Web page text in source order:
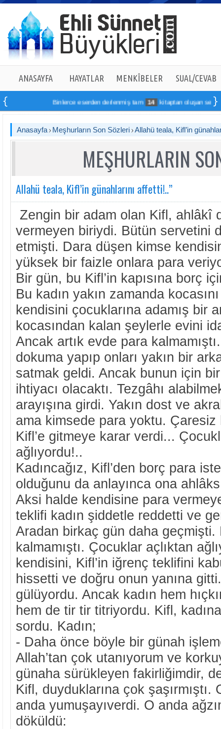
ANASAYFA HAYATLAR MENKÎBELER SUAL/CEVAB
Binlerce eserden derlenmiş tam 14 kitaptan oluşan seti online
Anasayfa Meşhurların Son Sözleri Allahü teala, Kifl’in
MEŞHURLARIN
Allahü teala, Kifl’in günahlarını affetti!..”
Zengin bir adam olan Kifl, ahlâkî
vermeyen biriydi. Bütün servetini
etmişti. Dara düşen kimse
yüksek bir faizle onlara para
Bir gün, bu Kifl’in kapısına borç
Bu kadın yakın zamanda
kendisini çocuklarına adamış bir
kocasından kalan şeylerle evini
Ancak artık evde para
dokuma yapıp onları yakın bir
satmak geldi. Ancak bunun için
ihtiyacı olacaktı. Tezgâhı
arayışına girdi. Yakın dost ve
ama kimsede para yoktu. Çaresiz
Kifl’e gitmeye karar verdi...
ağlıyordu!..
Kadıncağız, Kifl’den borç para
olduğunu da anlayınca ona
Aksi halde kendisine para
teklifi kadın şiddetle reddetti ve
Aradan birkaç gün daha geçmişti.
kalmamıştı. Çocuklar açlıktan
kendisini, Kifl’in iğrenç teklifini
hissetti ve doğru onun yanına
gülüyordu. Ancak kadın hem
hem de tir tir titriyordu. Kifl,
sordu. Kadın;
- Daha önce böyle bir günah
Allah’tan çok utanıyorum ve
günaha sürükleyen fakirliğimdir,
Kifl, duyduklarına çok şaşırmıştı.
anda yumuşayıverdi. O anda
döküldü: